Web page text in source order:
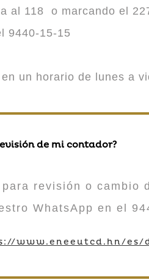
al 118 o marcando el
9440-15-15
un horario de lunes a
de mi contador?
revisión o
WhatsApp en el
www.eneeutcd.hn/es/